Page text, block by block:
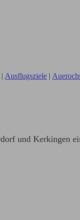
| Ausflugsziele |
und Kerkingen